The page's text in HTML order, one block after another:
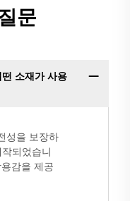
문
소재가 사용
성을 보장하
되었습니
감을 제공